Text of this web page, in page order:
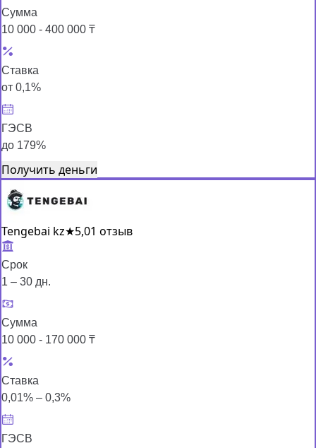
Сумма
10 000 - 400 000 ₸
Ставка
от 0,1%
ГЭСВ
до 179%
Получить деньги
Tengebai kz★5,01 отзыв
Срок
1 – 30 дн.
Сумма
10 000 - 170 000 ₸
Ставка
0,01% – 0,3%
ГЭСВ